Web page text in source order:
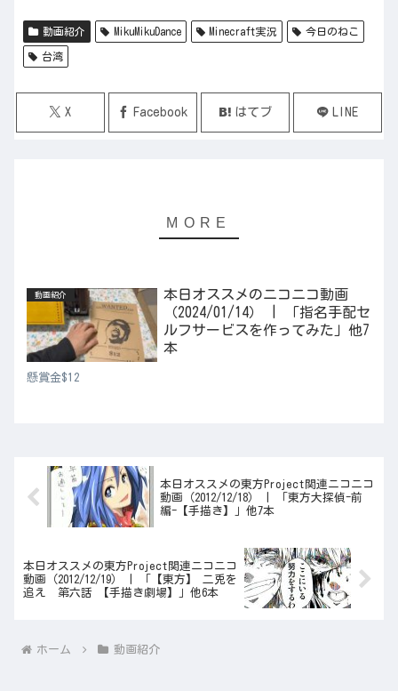
動画紹介 MikuMikuDance Minecraft実況 今日のねこ
台湾
X Facebook はてブ LINE
動画紹介
本日オススメのニコニコ動画
（2024/01/14） | 「指名手配セ
ルフサービスを作ってみた」他7
本
懸賞金$12
本日オススメの東方Project関連ニコニコ
動画（2012/12/18） | 「東方大探偵-前
編-【手描き】」他7本
本日オススメの東方Project関連ニコニコ
動画（2012/12/19） | 「【東方】 二兎を
追え 第六話 【手描き劇場】」他6本
ホーム 動画紹介